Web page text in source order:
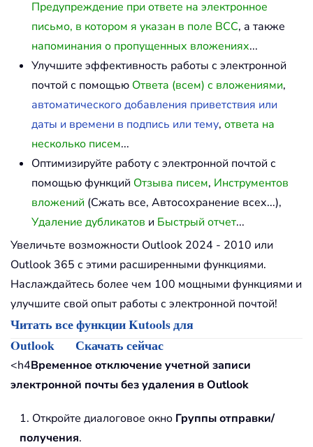
Предупреждение при ответе на электронное
письмо, в котором я указан в поле BCC, а также
напоминания о пропущенных вложениях...
Улучшите эффективность работы с электронной
почтой с помощью Ответа (всем) с вложениями,
автоматического добавления приветствия или
даты и времени в подпись или тему, ответа на
несколько писем...
Оптимизируйте работу с электронной почтой с
помощью функций Отзыва писем, Инструментов
вложений (Сжать все, Автосохранение всех...),
Удаление дубликатов и Быстрый отчет...
Увеличьте возможности Outlook 2024 - 2010 или
Outlook 365 с этими расширенными функциями.
Наслаждайтесь более чем 100 мощными функциями и
улучшите свой опыт работы с электронной почтой!
Читать все функции Kutools для
Outlook
Скачать сейчас
<h4Временное отключение учетной записи
электронной почты без удаления в Outlook
1. Откройте диалоговое окно Группы отправки/
получения.